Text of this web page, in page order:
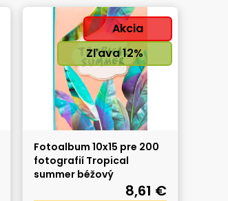
Akcia
Zľava12%
Fotoalbum 10x15 pre 200
fotografií Tropical
summer béžový
8,61 €